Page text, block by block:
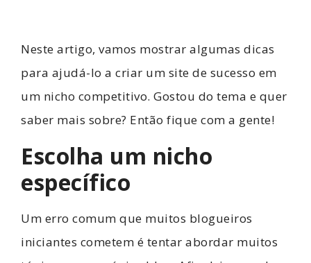
Neste artigo, vamos mostrar algumas dicas
para ajudá-lo a criar um site de sucesso em
um nicho competitivo. Gostou do tema e quer
saber mais sobre? Então fique com a gente!
Escolha um nicho
específico
Um erro comum que muitos blogueiros
iniciantes cometem é tentar abordar muitos